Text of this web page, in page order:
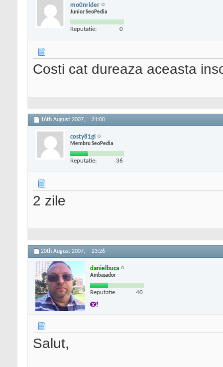
mo0nrider
Junior SeoPedia
Reputatie: 0
Costi cat dureaza aceasta
16th August 2007, 21:00
costy81gl
Membru SeoPedia
Reputatie: 36
2 zile
20th August 2007, 23:26
danielbuca
Ambasador
Reputatie: 40
Salut,